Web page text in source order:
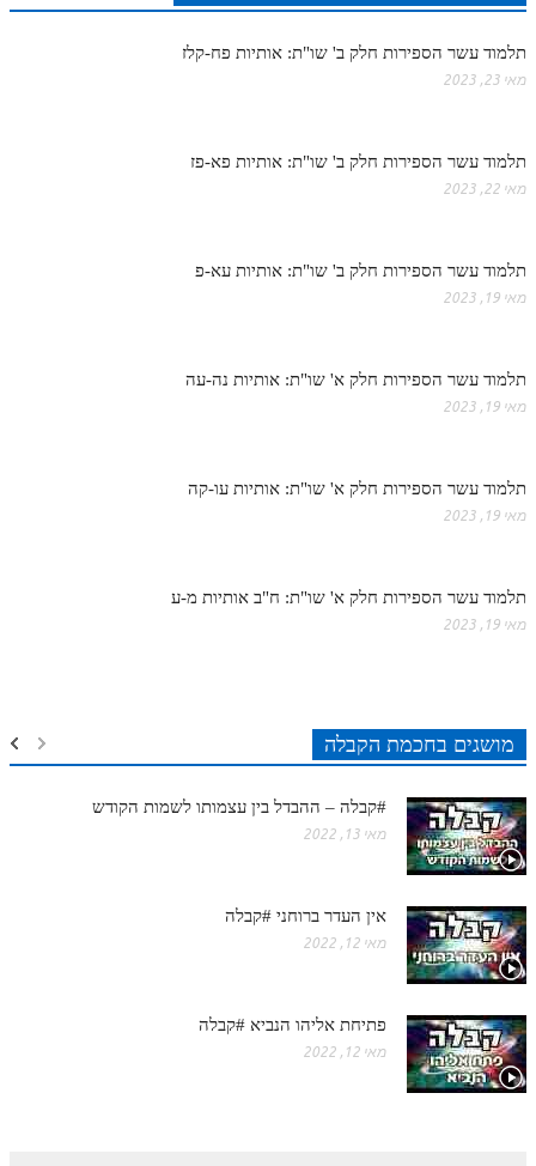
תלמוד עשר הספירות חלק ב' שו"ת: אותיות פח-קלז
מאי 23, 2023
תלמוד עשר הספירות חלק ב' שו"ת: אותיות פא-פז
מאי 22, 2023
תלמוד עשר הספירות חלק ב' שו"ת: אותיות עא-פ
מאי 19, 2023
תלמוד עשר הספירות חלק א' שו"ת: אותיות נה-עה
מאי 19, 2023
תלמוד עשר הספירות חלק א' שו"ת: אותיות עו-קה
מאי 19, 2023
תלמוד עשר הספירות חלק א' שו"ת: ח"ב אותיות מ-ע
מאי 19, 2023
מושגים בחכמת הקבלה
#קבלה – ההבדל בין עצמותו לשמות הקודש
מאי 13, 2022
אין העדר ברוחני #קבלה
מאי 12, 2022
פתיחת אליהו הנביא #קבלה
מאי 12, 2022